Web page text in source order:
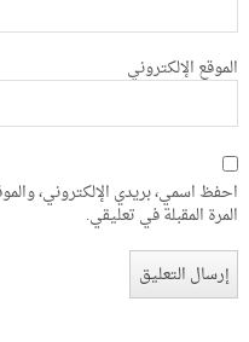
الموقع الإلكتروني
احفظ اسمي، بريدي الإلكتروني،
المرة المقبلة في تعليقي.